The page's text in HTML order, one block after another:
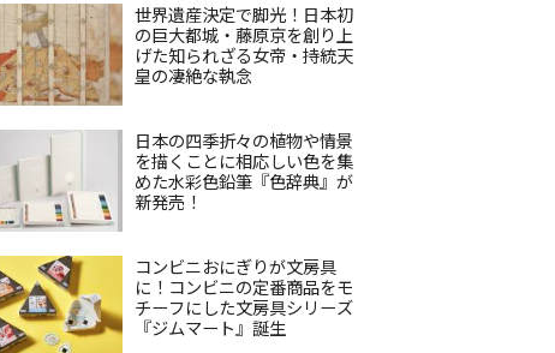
世界遺産決定で脚光！日本初
の巨大都城・藤原京を創り上
げた知られざる女帝・持統天
皇の凄絶な執念
日本の四季折々の植物や情景
を描くことに相応しい色を集
めた水彩色鉛筆『色辞典』が
新発売！
コンビニおにぎりが文房具
に！コンビニの定番商品をモ
チーフにした文房具シリーズ
『ジムマート』誕生